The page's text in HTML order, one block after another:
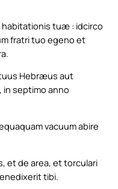
tuæ : idcirco
fratri tuo egeno et
Hebræus aut
septimo anno
vacuum abire
et de area, et torculari
tibi.